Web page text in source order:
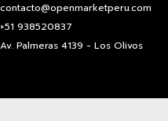
contacto@openmarketperu.com
+51 938520837
Av. Palmeras 4139 - Los Olivos